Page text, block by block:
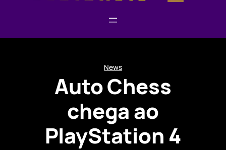
News
Auto Chess
chega ao
PlayStation 4